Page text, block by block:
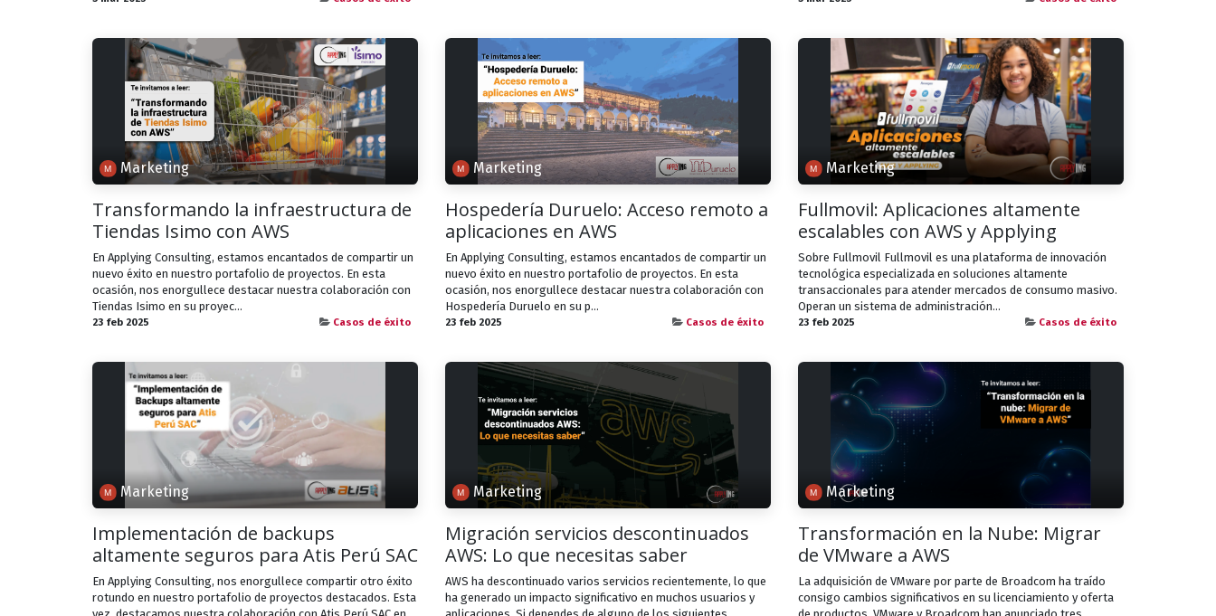
Marketing
Transformando la infraestructura de
Tiendas Isimo con AWS
En Applying Consulting, estamos encantados de compartir un
nuevo éxito en nuestro portafolio de proyectos. En esta
ocasión, nos enorgullece destacar nuestra colaboración con
Tiendas Isimo en su proyec...
23 feb 2025 Casos de éxito
Marketing
Hospedería Duruelo: Acceso remoto a
aplicaciones en AWS
En Applying Consulting, estamos encantados de compartir un
nuevo éxito en nuestro portafolio de proyectos. En esta
ocasión, nos enorgullece destacar nuestra colaboración con
Hospedería Duruelo en su p...
23 feb 2025 Casos de éxito
Marketing
Fullmovil: Aplicaciones altamente
escalables con AWS y Applying
Sobre Fullmovil Fullmovil es una plataforma de innovación
tecnológica especializada en soluciones altamente
transaccionales para atender mercados de consumo masivo.
Operan un sistema de administración...
23 feb 2025 Casos de éxito
Marketing
Implementación de backups
altamente seguros para Atis Perú SAC
En Applying Consulting, nos enorgullece compartir otro éxito
rotundo en nuestro portafolio de proyectos destacados. Esta
Marketing
Migración servicios descontinuados
AWS: Lo que necesitas saber
AWS ha descontinuado varios servicios recientemente, lo que
ha generado un impacto significativo en muchos usuarios y
Marketing
Transformación en la Nube: Migrar
de VMware a AWS
La adquisición de VMware por parte de Broadcom ha traído
consigo cambios significativos en su licenciamiento y oferta